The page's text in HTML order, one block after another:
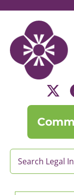
Skip
content